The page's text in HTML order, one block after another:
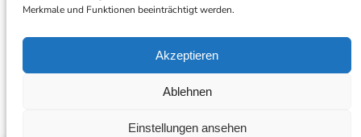
Merkmale und Funktionen beeinträchtigt werden.
Akzeptieren
Ablehnen
Einstellungen ansehen